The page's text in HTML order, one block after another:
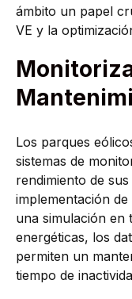
ámbito un papel
VE y la
Los parques
sistemas de
rendimiento de
implementación
una simulación en
energéticas, los
permiten un
tiempo de